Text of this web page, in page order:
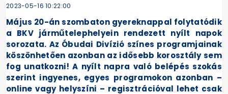
2023-05-16 10:22:00
Május 20-án szombaton gyereknappal folytatódik
a BKV járműtelephelyein rendezett nyílt napok
sorozata. Az Óbudai Divízió színes programjainak
köszönhetően azonban az idősebb korosztály sem
fog unatkozni! A nyílt napra való belépés szokás
szerint ingyenes, egyes programokon azonban –
online vagy helyszíni – regisztrációval lehet csak